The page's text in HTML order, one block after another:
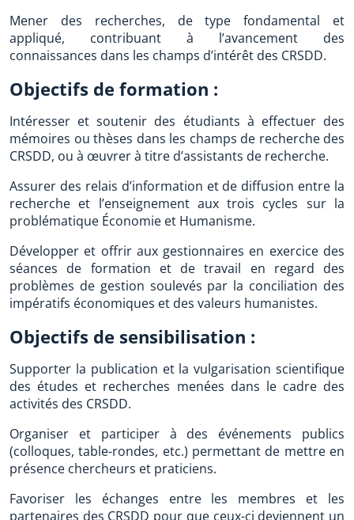
Mener des recherches, de type fondamental et
appliqué, contribuant à l’avancement des
connaissances dans les champs d’intérêt des CRSDD.
Objectifs de formation :
Intéresser et soutenir des étudiants à effectuer des
mémoires ou thèses dans les champs de recherche des
CRSDD, ou à œuvrer à titre d’assistants de recherche.
Assurer des relais d’information et de diffusion entre la
recherche et l’enseignement aux trois cycles sur la
problématique Économie et Humanisme.
Développer et offrir aux gestionnaires en exercice des
séances de formation et de travail en regard des
problèmes de gestion soulevés par la conciliation des
impératifs économiques et des valeurs humanistes.
Objectifs de sensibilisation :
Supporter la publication et la vulgarisation scientifique
des études et recherches menées dans le cadre des
activités des CRSDD.
Organiser et participer à des événements publics
(colloques, table-rondes, etc.) permettant de mettre en
présence chercheurs et praticiens.
Favoriser les échanges entre les membres et les
partenaires des CRSDD pour que ceux-ci deviennent un